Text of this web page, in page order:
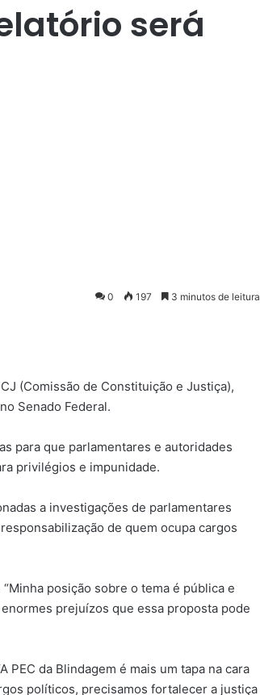
será
0 197 3 minutos de leitura
(Comissão de Constituição e Justiça),
Senado Federal.
para que parlamentares e autoridades
privilégios e impunidade.
a investigações de parlamentares
de quem ocupa cargos
posição sobre o tema é pública e
prejuízos que essa proposta pode
PEC da Blindagem é mais um tapa na cara
políticos, precisamos fortalecer a justiça